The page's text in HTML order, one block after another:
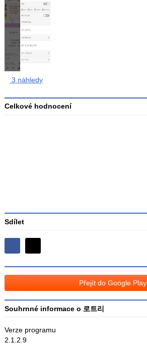
3 náhledy
Celkové hodnocení
Sdílet
Sdílejte
na
Facebooku
na
Přejít do Google Play
Souhrnné informace o 로트리
Verze programu
2.1.2.9